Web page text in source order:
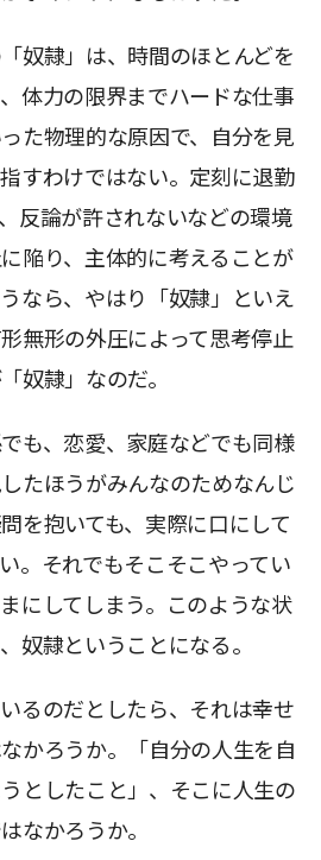
奴隷」は、時間のほとんどを
体力の限界までハードな仕事
た物理的な原因で、自分を見
すわけではない。定刻に退勤
反論が許されないなどの環境
陥り、主体的に考えることが
なら、やはり「奴隷」といえ
無形の外圧によって思考停止
奴隷」なのだ。
も、恋愛、家庭などでも同様
たほうがみんなのためなんじ
を抱いても、実際に口にして
。それでもそこそこやってい
にしてしまう。このような状
奴隷ということになる。
るのだとしたら、それは幸せ
かろうか。「自分の人生を自
としたこと」、そこに人生の
なかろうか。